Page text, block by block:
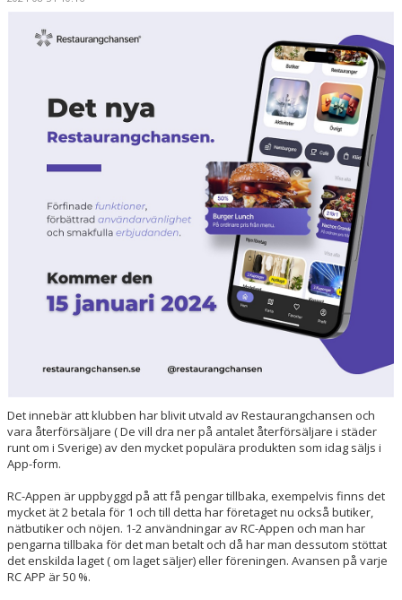
Det innebär att klubben har blivit utvald av Restaurangchansen och
vara återförsäljare ( De vill dra ner på antalet återförsäljare i städer
runt om i Sverige) av den mycket populära produkten som idag säljs i
App-form.
RC-Appen är uppbyggd på att få pengar tillbaka, exempelvis finns det
mycket ät 2 betala för 1 och till detta har företaget nu också butiker,
nätbutiker och nöjen. 1-2 användningar av RC-Appen och man har
pengarna tillbaka för det man betalt och då har man dessutom stöttat
det enskilda laget ( om laget säljer) eller föreningen. Avansen på varje
RC APP är 50 %.